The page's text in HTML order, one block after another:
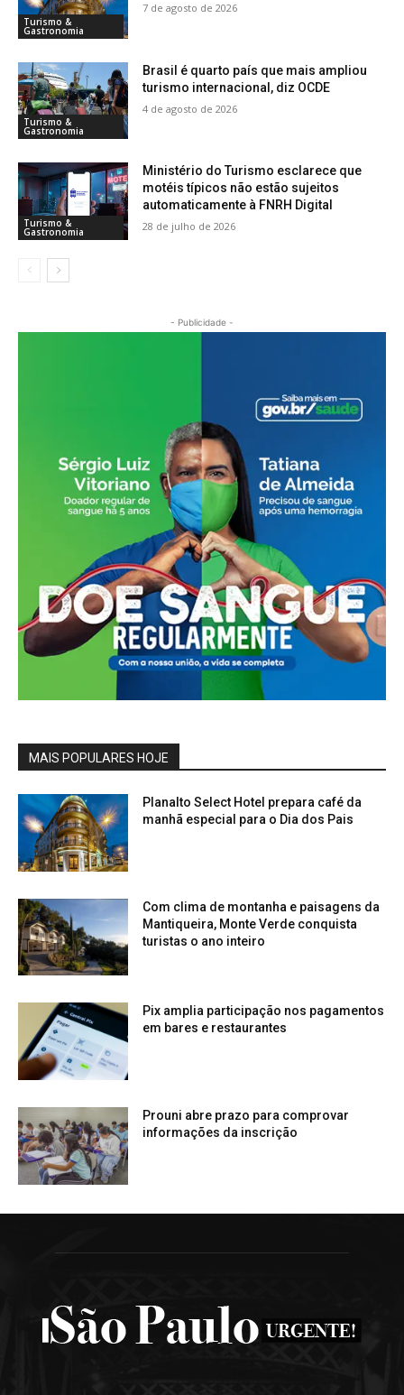
Turismo &
Gastronomia
7 de agosto de 2026
Turismo &
Gastronomia
Brasil é quarto país que mais ampliou
turismo internacional, diz OCDE
4 de agosto de 2026
Turismo &
Gastronomia
Ministério do Turismo esclarece que
motéis típicos não estão sujeitos
automaticamente à FNRH Digital
28 de julho de 2026
- Publicidade -
MAIS POPULARES HOJE
Planalto Select Hotel prepara café da
manhã especial para o Dia dos Pais
Com clima de montanha e paisagens da
Mantiqueira, Monte Verde conquista
turistas o ano inteiro
Pix amplia participação nos pagamentos
em bares e restaurantes
Prouni abre prazo para comprovar
informações da inscrição